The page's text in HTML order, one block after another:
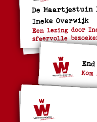
De
Ineke Overwijk
Een lezing door
sfeervolle